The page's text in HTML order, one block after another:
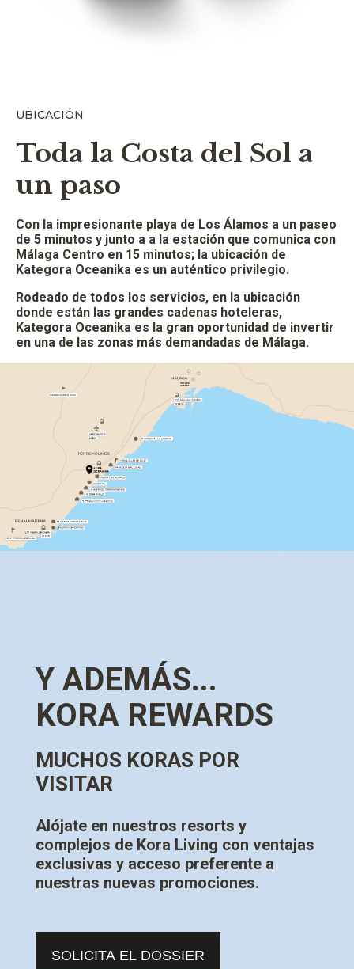
UBICACIÓN
Toda la Costa del Sol a
un paso
Con la impresionante playa de Los Álamos a un paseo
de 5 minutos y junto a a la estación que comunica con
Málaga Centro en 15 minutos; la ubicación de
Kategora Oceanika es un auténtico privilegio.
Rodeado de todos los servicios, en la ubicación
donde están las grandes cadenas hoteleras,
Kategora Oceanika es la gran oportunidad de invertir
en una de las zonas más demandadas de Málaga.
Y ADEMÁS...
KORA REWARDS
MUCHOS KORAS POR
VISITAR
Alójate en nuestros resorts y
complejos de Kora Living con ventajas
exclusivas y acceso preferente a
nuestras nuevas promociones.
SOLICITA EL DOSSIER